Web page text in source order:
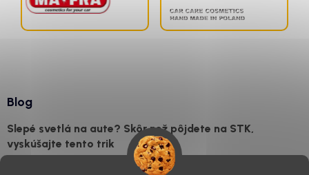
Blog
Slepé svetlá na aute? Skôr než pôjdete na STK,
vyskúšajte tento trik